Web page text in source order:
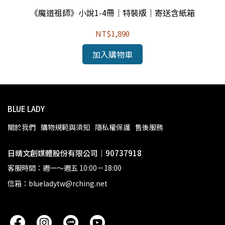
《魔道祖師》小說1-4冊｜特裝版｜寄送含紙箱
NT$1,890
加入購物車
BLUE LADY
關於我們 購物規範與須知 隱私權保護 售後服務
日晴文創媒體股份有限公司｜90737918
客服時間：週一～週五 10:00－18:00
信箱：blueladytw@rching.net